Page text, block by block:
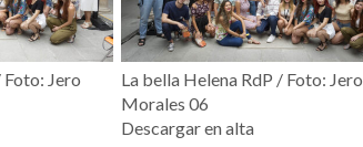
Foto: Jero
La bella Helena RdP / Foto: Jero
Morales 06
Descargar en alta